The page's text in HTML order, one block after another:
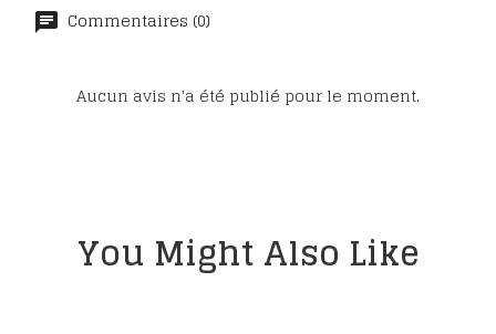
Commentaires (0)
Aucun avis n'a été publié pour le moment.
You Might Also Like